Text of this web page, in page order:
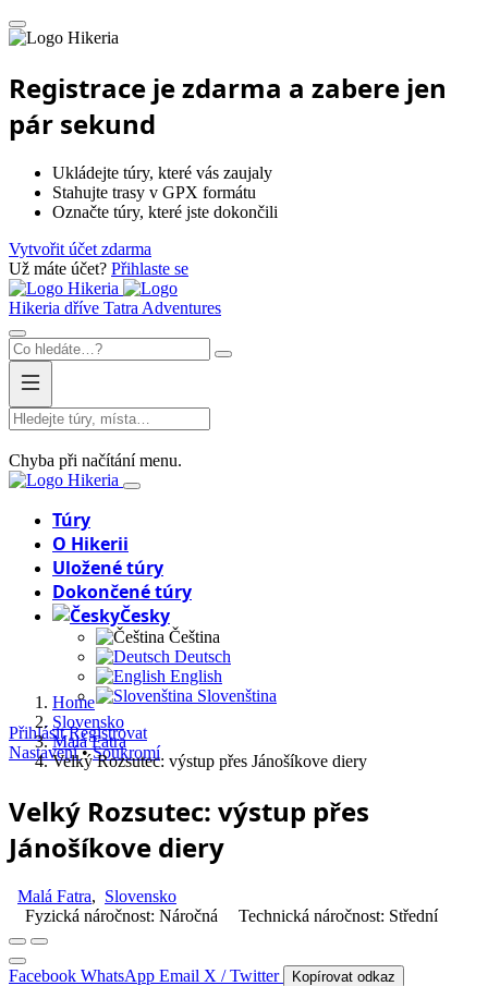
Hikeria
Registrace je zdarma a zabere jen
pár sekund
Ukládejte túry, které vás zaujaly
Stahujte trasy v GPX formátu
Označte túry, které jste dokončili
Vytvořit účet zdarma
Už máte účet? Přihlaste se
Hikeria
Hikeria dříve Tatra Adventures
Chyba při načítání menu.
Hikeria
Túry
O Hikerii
Uložené túry
Dokončené túry
Česky
Čeština
Deutsch
English
Slovenština
Přihlásit Registrovat
Nastavení• Soukromí
Home
Slovensko
Malá Fatra
Velký Rozsutec: výstup přes Jánošíkove diery
Velký Rozsutec: výstup přes
Jánošíkove diery
Malá Fatra, Slovensko
Fyzická náročnost: Náročná
Technická náročnost: Střední
Facebook WhatsApp Email X / Twitter Kopírovat odkaz